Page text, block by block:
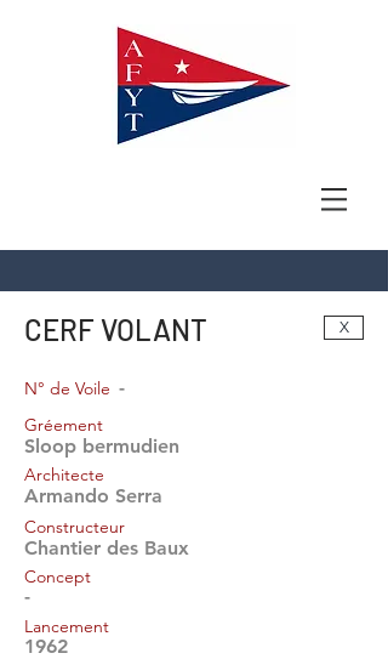
CERF VOLANT X
-
N° de Voile
Gréement
Sloop bermudien
Architecte
Armando Serra
Constructeur
Chantier des Baux
Concept
-
Lancement
1962